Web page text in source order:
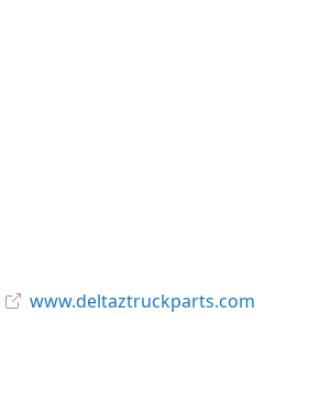
www.deltaztruckparts.com